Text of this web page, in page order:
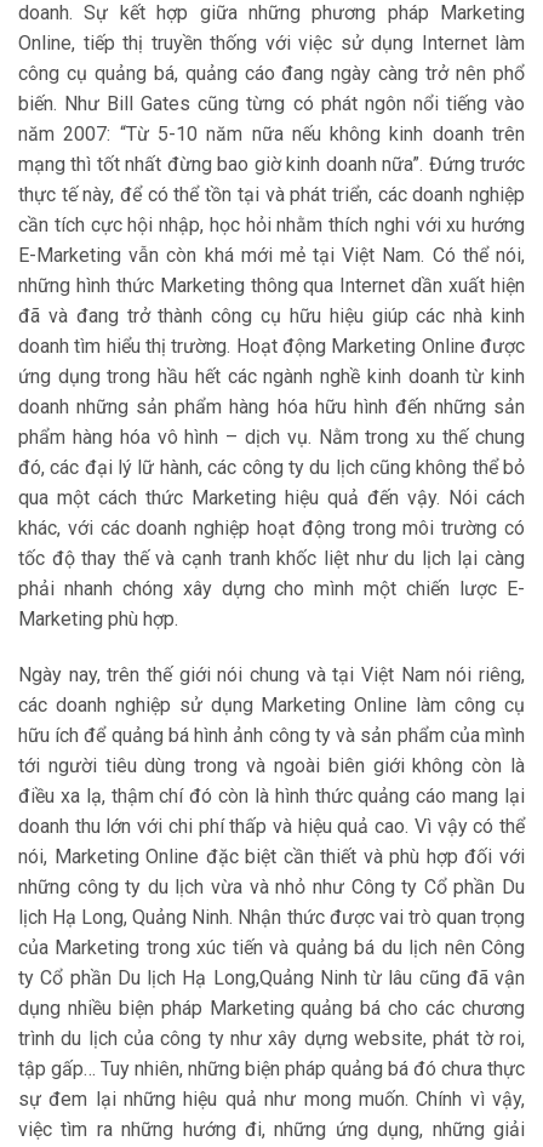
doanh. Sự kết hợp giữa những phương pháp Marketing
Online, tiếp thị truyền thống với việc sử dụng Internet làm
công cụ quảng bá, quảng cáo đang ngày càng trở nên phổ
biến. Như Bill Gates cũng từng có phát ngôn nổi tiếng vào
năm 2007: “Từ 5-10 năm nữa nếu không kinh doanh trên
mạng thì tốt nhất đừng bao giờ kinh doanh nữa”. Đứng trước
thực tế này, để có thể tồn tại và phát triển, các doanh nghiệp
cần tích cực hội nhập, học hỏi nhằm thích nghi với xu hướng
E-Marketing vẫn còn khá mới mẻ tại Việt Nam. Có thể nói,
những hình thức Marketing thông qua Internet dần xuất hiện
đã và đang trở thành công cụ hữu hiệu giúp các nhà kinh
doanh tìm hiểu thị trường. Hoạt động Marketing Online được
ứng dụng trong hầu hết các ngành nghề kinh doanh từ kinh
doanh những sản phẩm hàng hóa hữu hình đến những sản
phẩm hàng hóa vô hình – dịch vụ. Nằm trong xu thế chung
đó, các đại lý lữ hành, các công ty du lịch cũng không thể bỏ
qua một cách thức Marketing hiệu quả đến vậy. Nói cách
khác, với các doanh nghiệp hoạt động trong môi trường có
tốc độ thay thế và cạnh tranh khốc liệt như du lịch lại càng
phải nhanh chóng xây dựng cho mình một chiến lược E-
Marketing phù hợp.
Ngày nay, trên thế giới nói chung và tại Việt Nam nói riêng,
các doanh nghiệp sử dụng Marketing Online làm công cụ
hữu ích để quảng bá hình ảnh công ty và sản phẩm của mình
tới người tiêu dùng trong và ngoài biên giới không còn là
điều xa lạ, thậm chí đó còn là hình thức quảng cáo mang lại
doanh thu lớn với chi phí thấp và hiệu quả cao. Vì vậy có thể
nói, Marketing Online đặc biệt cần thiết và phù hợp đối với
những công ty du lịch vừa và nhỏ như Công ty Cổ phần Du
lịch Hạ Long, Quảng Ninh. Nhận thức được vai trò quan trọng
của Marketing trong xúc tiến và quảng bá du lịch nên Công
ty Cổ phần Du lịch Hạ Long,Quảng Ninh từ lâu cũng đã vận
dụng nhiều biện pháp Marketing quảng bá cho các chương
trình du lịch của công ty như xây dựng website, phát tờ roi,
tập gấp… Tuy nhiên, những biện pháp quảng bá đó chưa thực
sự đem lại những hiệu quả như mong muốn. Chính vì vậy,
việc tìm ra những hướng đi, những ứng dụng, những giải